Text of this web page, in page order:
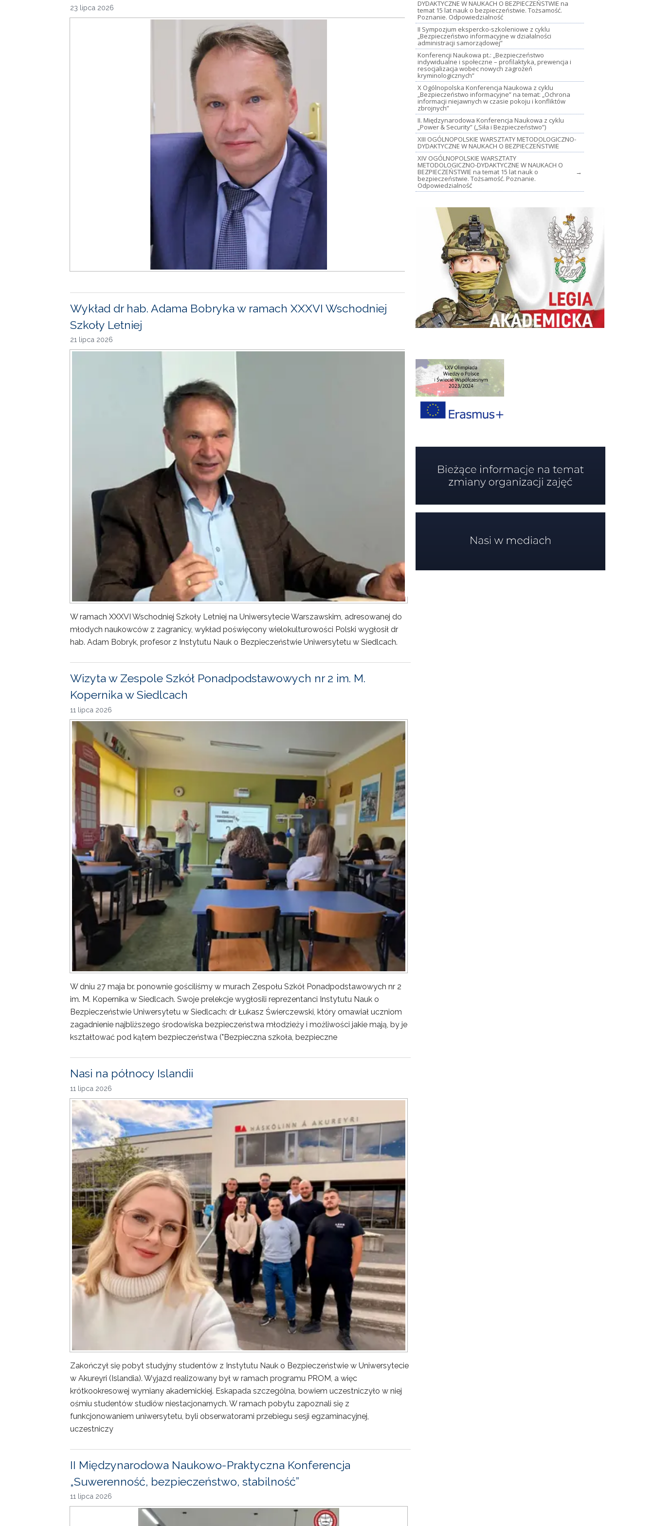
23 lipca 2026
Wykład dr hab. Adama Bobryka w ramach XXXVI Wschodniej
Szkoły Letniej
21 lipca 2026
W ramach XXXVI Wschodniej Szkoły Letniej na Uniwersytecie Warszawskim, adresowanej do
młodych naukowców z zagranicy, wykład poświęcony wielokulturowości Polski wygłosił dr
hab. Adam Bobryk, profesor z Instytutu Nauk o Bezpieczeństwie Uniwersytetu w Siedlcach.
Wizyta w Zespole Szkół Ponadpodstawowych nr 2 im. M.
Kopernika w Siedlcach
11 lipca 2026
W dniu 27 maja br. ponownie gościliśmy w murach Zespołu Szkół Ponadpodstawowych nr 2
im. M. Kopernika w Siedlcach. Swoje prelekcje wygłosili reprezentanci Instytutu Nauk o
Bezpieczeństwie Uniwersytetu w Siedlcach: dr Łukasz Świerczewski, który omawiał uczniom
zagadnienie najbliższego środowiska bezpieczeństwa młodzieży i możliwości jakie mają, by je
kształtować pod kątem bezpieczeństwa ("Bezpieczna szkoła, bezpieczne
Nasi na północy Islandii
11 lipca 2026
Zakończył się pobyt studyjny studentów z Instytutu Nauk o Bezpieczeństwie w Uniwersytecie
w Akureyri (Islandia). Wyjazd realizowany był w ramach programu PROM, a więc
krótkookresowej wymiany akademickiej. Eskapada szczególna, bowiem uczestniczyło w niej
ośmiu studentów studiów niestacjonarnych. W ramach pobytu zapoznali się z
funkcjonowaniem uniwersytetu, byli obserwatorami przebiegu sesji egzaminacyjnej,
uczestniczy
II Międzynarodowa Naukowo-Praktyczna Konferencja
„Suwerenność, bezpieczeństwo, stabilność”
11 lipca 2026
DYDAKTYCZNE W NAUKACH O BEZPIECZEŃSTWIE na
temat 15 lat nauk o bezpieczeństwie. Tożsamość.
Poznanie. Odpowiedzialność
II Sympozjum ekspercko-szkoleniowe z cyklu
„Bezpieczeństwo informacyjne w działalności
administracji samorządowej”
Konferencji Naukowa pt.: „Bezpieczeństwo
indywidualne i społeczne – profilaktyka, prewencja i
resocjalizacja wobec nowych zagrożeń
kryminologicznych”
X Ogólnopolska Konferencja Naukowa z cyklu
„Bezpieczeństwo informacyjne” na temat: „Ochrona
informacji niejawnych w czasie pokoju i konfliktów
zbrojnych”
II. Międzynarodowa Konferencja Naukowa z cyklu
„Power & Security” („Siła i Bezpieczeństwo”)
XIII OGÓLNOPOLSKIE WARSZTATY METODOLOGICZNO-
DYDAKTYCZNE W NAUKACH O BEZPIECZEŃSTWIE
XIV OGÓLNOPOLSKIE WARSZTATY
METODOLOGICZNO-DYDAKTYCZNE W NAUKACH O
BEZPIECZEŃSTWIE na temat 15 lat nauk o
bezpieczeństwie. Tożsamość. Poznanie.
Odpowiedzialność
→